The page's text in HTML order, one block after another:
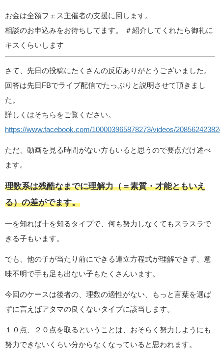
お金は全額フェス主催者の支援に回します。
相談のお申込みをお待ちしてます。 ＃紹介してくれたら御礼に
キスくらいします
さて、先日の投稿にたくさんの反応ありがとうございました。
回答は先日FBでライブ配信でたっぷりと説明させて頂きまし
た。
詳しくはそちらをご覧ください。
https://www.facebook.com/100003965878273/videos/
ただ、動画を見る時間がない方もいると思うので要点だけ述べ
ます。
理数系は残酷なまでに理解力（＝素質・才能ともいえ
る）の差がでます。
一を知れば十を知るタイプで、何も努力しなくてもスラスラで
きる子もいます。
でも、他の子が当たり前にできる連立方程式が理解できず、意
味不明で手も足も出ない子もたくさんいます。
今回のケースは後者の、理数の適性がない、もっと言葉を選ば
ずに言えばアタマの良くないタイプに該当します。
１０点、２０点を取るということは、おそらく努力しようにも
努力できないくらい分からなくなっていると思われます。